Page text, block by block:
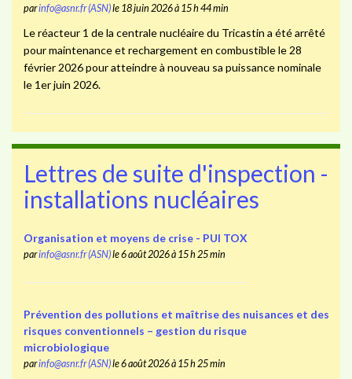
parinfo@asnr.fr (ASN)le 18 juin 2026 à 15 h 44 min
Le réacteur 1 de la centrale nucléaire du Tricastin a été arrêté
pour maintenance et rechargement en combustible le 28
février 2026 pour atteindre à nouveau sa puissance nominale
le 1er juin 2026.
Lettres de suite d'inspection -
installations nucléaires
Organisation et moyens de crise - PUI TOX
parinfo@asnr.fr (ASN)le 6 août 2026 à 15 h 25 min
Prévention des pollutions et maîtrise des nuisances et des
risques conventionnels – gestion du risque
microbiologique
parinfo@asnr.fr (ASN)le 6 août 2026 à 15 h 25 min